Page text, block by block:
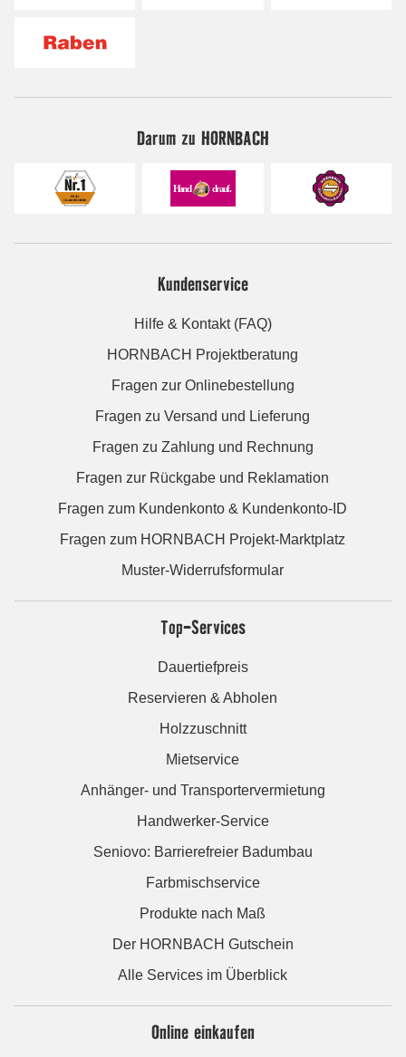
Darum zu HORNBACH
Kundenservice
Hilfe & Kontakt (FAQ)
HORNBACH Projektberatung
Fragen zur Onlinebestellung
Fragen zu Versand und Lieferung
Fragen zu Zahlung und Rechnung
Fragen zur Rückgabe und Reklamation
Fragen zum Kundenkonto & Kundenkonto-ID
Fragen zum HORNBACH Projekt-Marktplatz
Muster-Widerrufsformular
Top-Services
Dauertiefpreis
Reservieren & Abholen
Holzzuschnitt
Mietservice
Anhänger- und Transportervermietung
Handwerker-Service
Seniovo: Barrierefreier Badumbau
Farbmischservice
Produkte nach Maß
Der HORNBACH Gutschein
Alle Services im Überblick
Online einkaufen